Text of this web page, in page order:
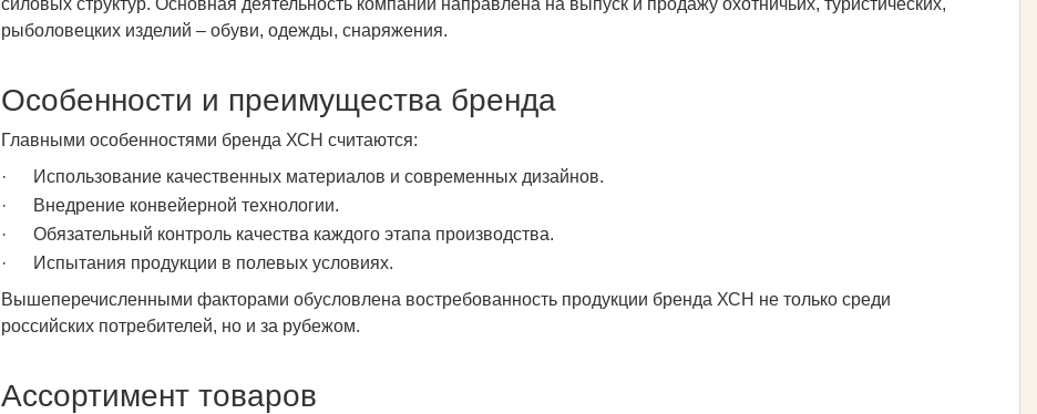
силовых структур. Основная деятельность компании направлена на выпуск и продажу охотничьих, туристических,
рыболовецких изделий – обуви, одежды, снаряжения.
Особенности и преимущества бренда
Главными особенностями бренда ХСН считаются:
· Использование качественных материалов и современных дизайнов.
· Внедрение конвейерной технологии.
· Обязательный контроль качества каждого этапа производства.
· Испытания продукции в полевых условиях.
Вышеперечисленными факторами обусловлена востребованность продукции бренда ХСН не только среди
российских потребителей, но и за рубежом.
Ассортимент товаров